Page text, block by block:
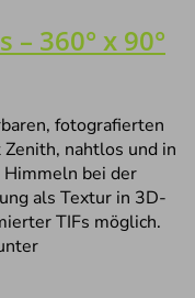
– 360° x 90°
fotografierten
nahtlos und in
Himmeln bei der
als Textur in 3D-
TIFs möglich.